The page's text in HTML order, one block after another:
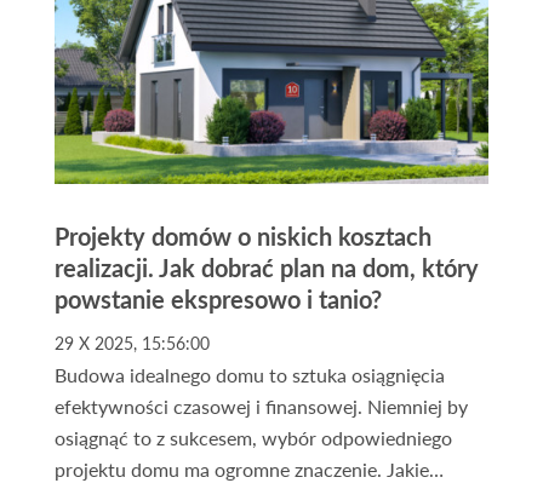
Projekty domów o niskich kosztach
realizacji. Jak dobrać plan na dom, który
powstanie ekspresowo i tanio?
29 X 2025, 15:56:00
Budowa idealnego domu to sztuka osiągnięcia
efektywności czasowej i finansowej. Niemniej by
osiągnąć to z sukcesem, wybór odpowiedniego
projektu domu ma ogromne znaczenie. Jakie